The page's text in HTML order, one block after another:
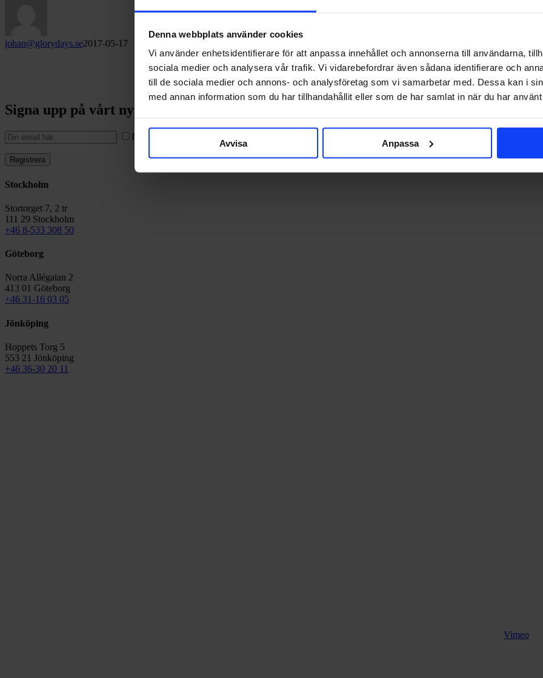
Denna webbplats använder cookies
Vi använder enhetsidentifierare för att anpassa innehållet och annonserna till användarna,
sociala medier och analysera vår trafik. Vi vidarebefordrar även sådana identifierare och
till de sociala medier och annons- och analysföretag som vi samarbetar med. Dessa kan i
med annan information som du har tillhandahållit eller som de har samlat in när du har
Avvisa Anpassa
johan@glorydays.se2017-05-17
Signa upp på vårt nyhetsbrev
I vår
Stockholm
Stortorget 7, 2 tr
111 29 Stockholm
+46 8-533 308 50
Göteborg
Norra Allégatan 2
413 01 Göteborg
+46 31-16 03 05
Jönköping
Hoppets Torg 5
553 21 Jönköping
+46 36-30 20 11
Vimeo